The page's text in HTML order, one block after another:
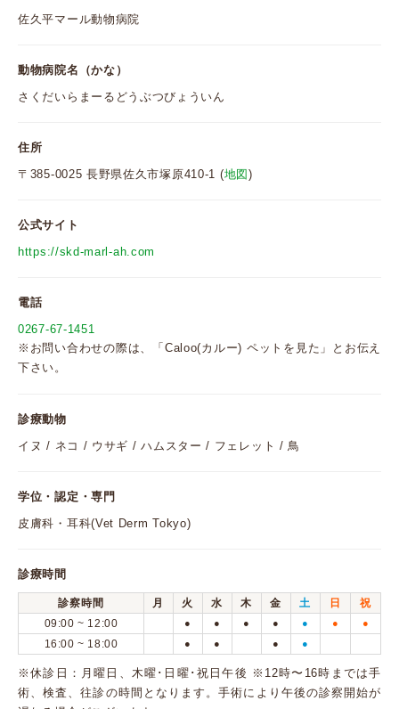
佐久平マール動物病院
動物病院名（かな）
さくだいらまーるどうぶつびょういん
住所
〒385-0025 長野県佐久市塚原410-1 (地図 )
公式サイト
https://skd-marl-ah.com
電話
0267-67-1451
※お問い合わせの際は、「Caloo(カルー) ペットを見た」とお伝え
下さい。
診療動物
イヌ / ネコ / ウサギ / ハムスター / フェレット / 鳥
学位・認定・専門
皮膚科・耳科(Vet Derm Tokyo)
診療時間
診察時間 月 火 水 木 金 土 日
祝
09:00 ~ 12:00
● ● ● ● ● ● ●
16:00 ~ 18:00 ● ● ● ●
※休診日：月曜日、木曜･日曜･祝日午後 ※12時〜16時までは手
術、検査、往診の時間となります。手術により午後の診察開始が